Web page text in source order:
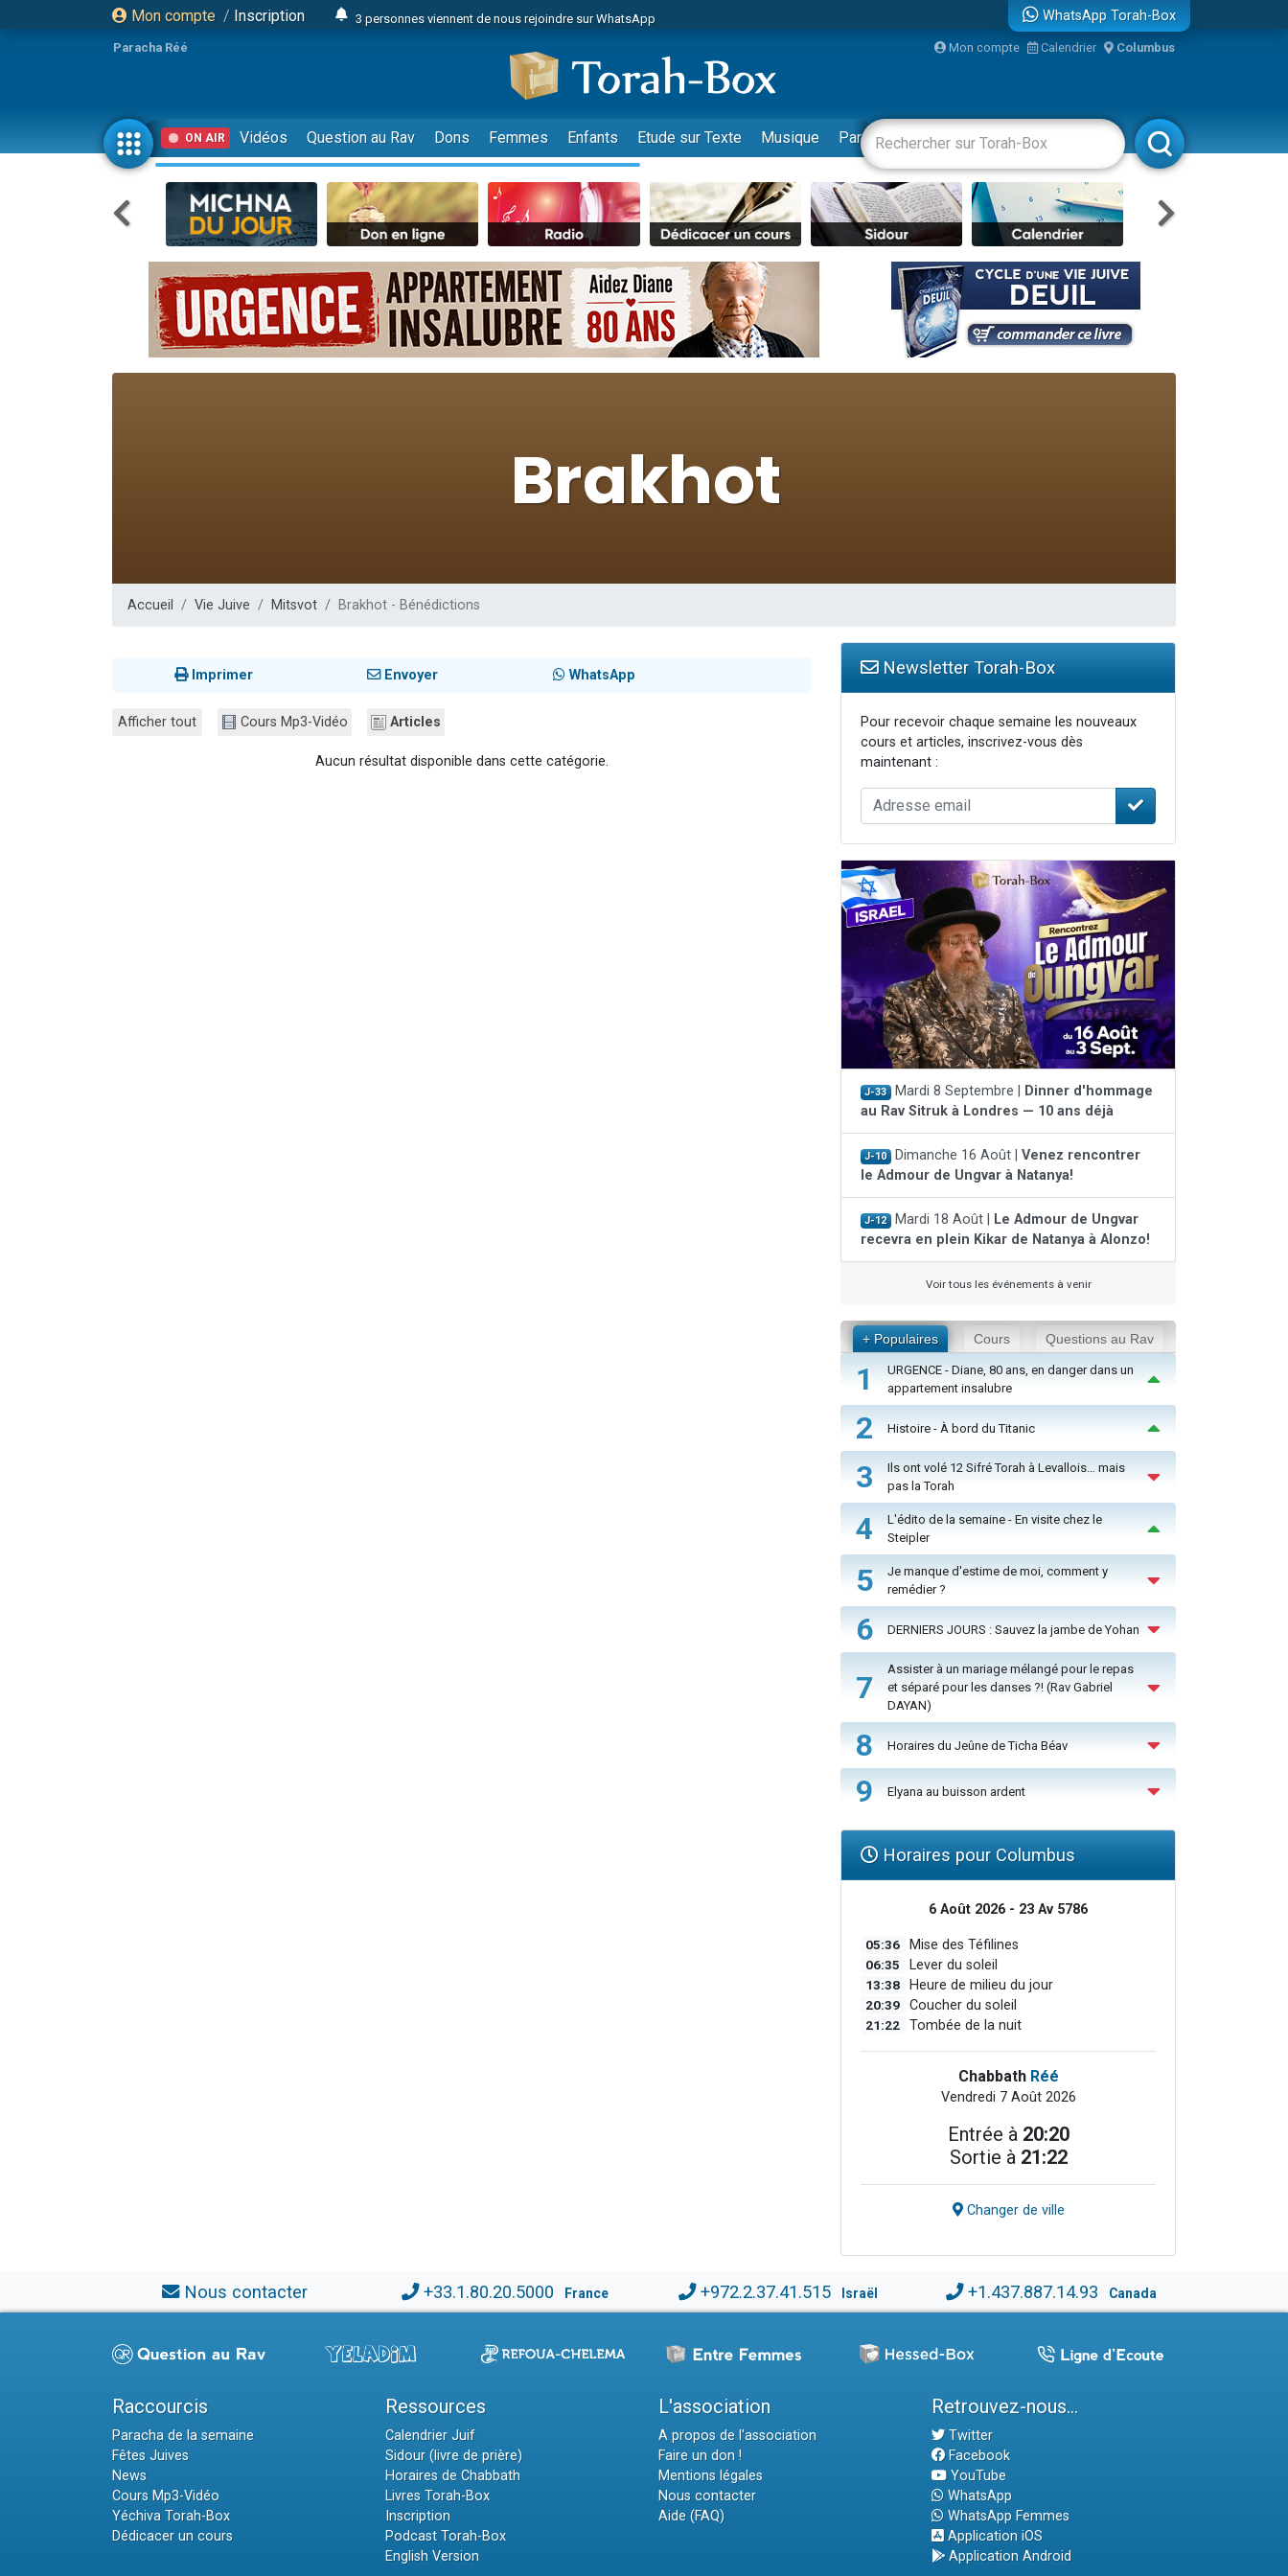
Mon compte / Inscription
3 personnes viennent de nous rejoindre sur WhatsApp
3 personnes viennent de faire un don pour 5 jours de vacances aux Orphelins
3 personnes viennent de faire un don pour Diane, 80 ans, dans un appartement insalubre
2 personnes viennent de nous rejoindre sur WhatsApp
13 personnes viennent de demander une bénédiction
30 personnes viennent de faire un don pour Sauvez la jambe de Yohan
Il reste 49 places pour étudier en groupe sur Zoom
12 nouvelles musiques dans Torah-Box Music
3 personnes viennent de nous rejoindre sur WhatsApp
2 personnes viennent de nous rejoindre sur WhatsApp
2 nouvelles musiques dans Torah-Box Music
3 personnes viennent de nous rejoindre sur WhatsApp
Il reste 49 places pour étudier en groupe sur Zoom
Ariel vient de donner son Maasser
WhatsApp Torah-Box
Paracha Réé Mon compte Calendrier Columbus
ON AIR Vidéos Question au Rav Dons Femmes Enfants Etude sur Texte Musique Paracha Divertissements Livres Rabbanim
Accueil Vie Juive Mitsvot Brakhot - Bénédictions
Imprimer Envoyer WhatsApp
Afficher tout Cours Mp3-Vidéo Articles
Aucun résultat disponible dans cette catégorie.
Newsletter Torah-Box
Pour recevoir chaque semaine les nouveaux
cours et articles, inscrivez-vous dès
maintenant :
J-33 Mardi 8 Septembre |
Dinner d'hommage
au Rav Sitruk à Londres — 10 ans déjà
J-10 Dimanche 16 Août | Venez rencontrer
le Admour de Ungvar à Natanya!
J-12 Mardi 18 Août |
Le Admour de Ungvar
recevra en plein Kikar de Natanya à Alonzo!
Voir tous les événements à venir
+ Populaires Cours Questions au Rav
1
URGENCE - Diane, 80 ans, en danger dans un
appartement insalubre
2 Histoire - À bord du Titanic
3
Ils ont volé 12 Sifré Torah à Levallois… mais
pas la Torah
4
L'édito de la semaine - En visite chez le
Steipler
5
Je manque d'estime de moi, comment y
remédier ?
6 DERNIERS JOURS : Sauvez la jambe de Yohan
7
Assister à un mariage mélangé pour le repas
et séparé pour les danses ?! (Rav Gabriel
DAYAN)
8 Horaires du Jeûne de Ticha Béav
9 Elyana au buisson ardent
Horaires pour Columbus
6 Août 2026 - 23 Av 5786
05:36 Mise des Téfilines
06:35 Lever du soleil
13:38 Heure de milieu du jour
20:39 Coucher du soleil
21:22 Tombée de la nuit
Chabbath Réé
Vendredi 7 Août 2026
Entrée à 20:20
Sortie à 21:22
Changer de ville
Nous contacter +33.1.80.20.5000 France +972.2.37.41.515 Israël +1.437.887.14.93 Canada
Raccourcis
Paracha de la semaine
Fêtes Juives
News
Cours Mp3-Vidéo
Yéchiva Torah-Box
Dédicacer un cours
Ressources
Calendrier Juif
Sidour (livre de prière)
Horaires de Chabbath
Livres Torah-Box
Inscription
Podcast Torah-Box
English Version
L'association
A propos de l'association
Faire un don !
Mentions légales
Nous contacter
Aide (FAQ)
Retrouvez-nous...
Twitter
Facebook
YouTube
WhatsApp
WhatsApp Femmes
Application iOS
Application Android